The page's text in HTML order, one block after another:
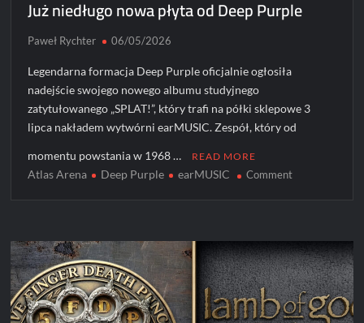
Już niedługo nowa płyta od Deep Purple
Paweł Rychter 06/05/2026
Legendarna formacja Deep Purple oficjalnie ogłosiła
nadejście swojego nowego albumu studyjnego
zatytułowanego „SPLAT!”, który trafi na półki sklepowe 3
lipca nakładem wytwórni earMUSIC. Zespół, który od
momentu powstania w 1968 … READ MORE
Atlas Arena Deep Purple earMUSIC Commenton
płyta
od
Deep
Purple